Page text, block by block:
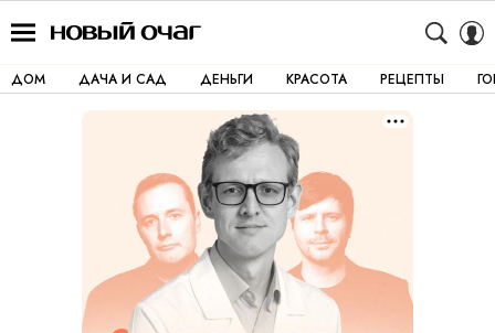
ДОМ ДАЧА И САД ДЕНЬГИ КРАСОТА РЕЦЕПТЫ